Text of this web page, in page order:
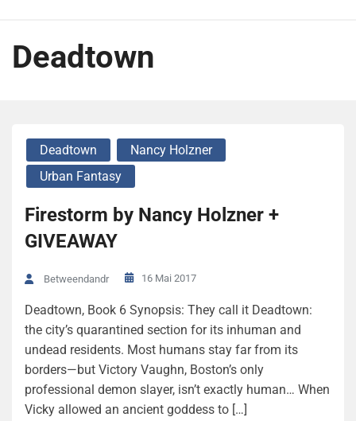
Deadtown
Deadtown
Nancy Holzner
Urban Fantasy
Firestorm by Nancy Holzner +
GIVEAWAY
Betweendandr 16 Mai 2017
Deadtown, Book 6 Synopsis: They call it Deadtown:
the city’s quarantined section for its inhuman and
undead residents. Most humans stay far from its
borders—but Victory Vaughn, Boston’s only
professional demon slayer, isn’t exactly human… When
Vicky allowed an ancient goddess to […]